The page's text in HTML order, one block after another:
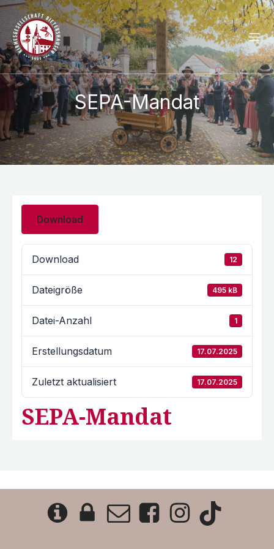
SEPA-Mandat
Download
Download 12
Dateigröße 495 kB
Datei-Anzahl 1
Erstellungsdatum 17.07.2025
Zuletzt aktualisiert 17.07.2025
SEPA-Mandat